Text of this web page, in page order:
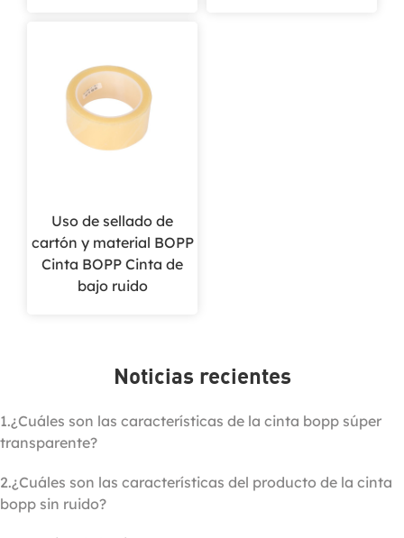
Uso de sellado de
cartón y material BOPP
Cinta BOPP Cinta de
bajo ruido
Noticias recientes
1.¿Cuáles son las características de la cinta bopp súper
transparente?
2.¿Cuáles son las características del producto de la cinta
bopp sin ruido?